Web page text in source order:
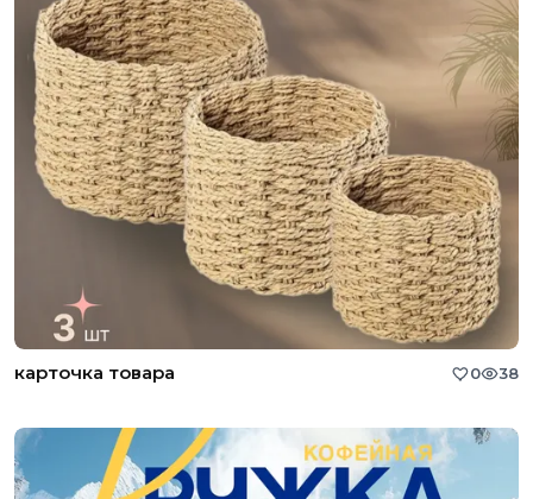
карточка товара 0 38